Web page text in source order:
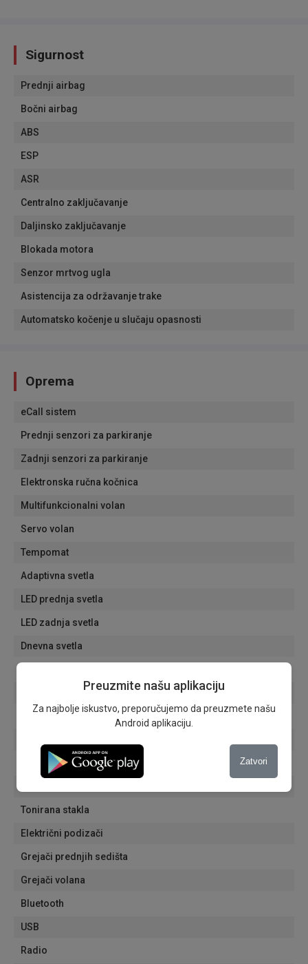
Sigurnost
Prednji airbag
Bočni airbag
ABS
ESP
ASR
Centralno zaključavanje
Daljinsko zaključavanje
Blokada motora
Senzor mrtvog ugla
Asistencija za održavanje trake
Automatsko kočenje u slučaju opasnosti
Oprema
eCall sistem
Prednji senzori za parkiranje
Zadnji senzori za parkiranje
Elektronska ručna kočnica
Multifunkcionalni volan
Servo volan
Tempomat
Adaptivna svetla
LED prednja svetla
LED zadnja svetla
Dnevna svetla
Senzori za kisu
Putni računar
Automatski zatamnjivanje unutrašnjeg retrovizora
Tonirana stakla
Električni podizači
Grejači prednjih sedišta
Grejači volana
Bluetooth
USB
Radio
Preuzmite našu aplikaciju
Za najbolje iskustvo, preporučujemo da preuzmete našu
Android aplikaciju.
Zatvori